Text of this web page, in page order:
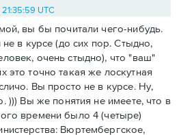
21:35:59 UTC
вы бы почитали чего-нибудь.
в курсе (до сих пор. Стыдно,
очень стыдно), что "ваш"
это точно такая же лоскутная
Вы просто не в курсе. Ну,
))) Вы же понятия не имеете, что в
времени было 4 (четыре)
Вюртембергское,